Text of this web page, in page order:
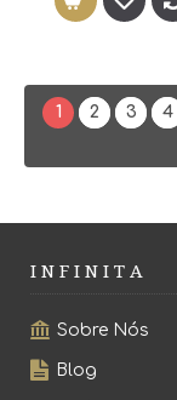
1 2 3 4
I N F I N I T A
Sobre Nós
Blog